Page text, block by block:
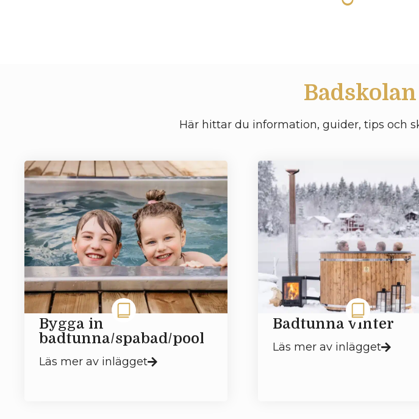
Badskolan
Här hittar du information, guider, tips och
Bygga in
badtunna/spabad/pool
Läs mer av inlägget
Badtunna vinter
Läs mer av inlägget